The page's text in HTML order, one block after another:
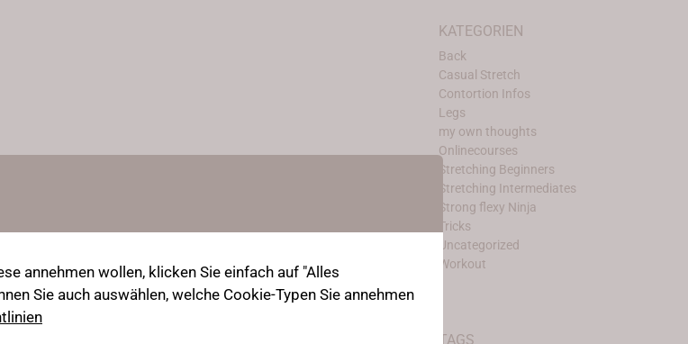
KATEGORIEN
Back
Casual Stretch
Contortion Infos
Legs
my own thoughts
Onlinecourses
Stretching Beginners
Stretching Intermediates
Strong flexy Ninja
Tricks
Uncategorized
Workout
TAGS
annehmen wollen, klicken Sie einfach auf "Alles
Sie auch auswählen, welche Cookie-Typen Sie annehmen